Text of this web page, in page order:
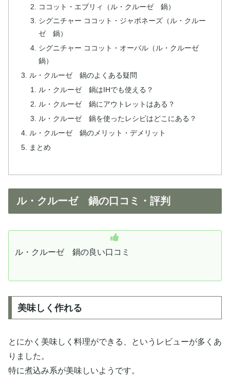
ココット・エブリィ（ル・クルーゼ 鍋）
シグニチャー ココット・ジャポネーズ（ル・クルー
ゼ 鍋）
シグニチャー ココット・オーバル（ル・クルーゼ
鍋）
ル・クルーゼ 鍋のよくある疑問
ル・クルーゼ 鍋はIHでも使える？
ル・クルーゼ 鍋にアウトレットはある？
ル・クルーゼ 鍋を使ったレシピはどこにある？
ル・クルーゼ 鍋のメリット・デメリット
まとめ
ル・クルーゼ 鍋の口コミ・評判
ル・クルーゼ 鍋の良い口コミ
美味しく作れる
とにかく美味しく料理ができる、というレビューが多くあ
りました。
特に煮込み系が美味しいようです。